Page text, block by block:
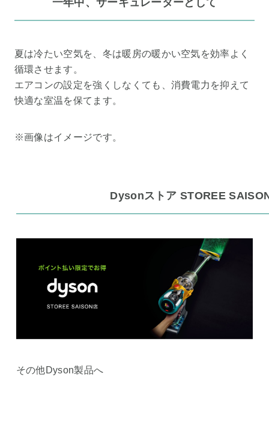
一年中、サーキュレーターとして
夏は冷たい空気を、冬は暖房の暖かい空気を効率よく
循環させます。
エアコンの設定を強くしなくても、消費電力を抑えて
快適な室温を保てます。
※画像はイメージです。
Dysonストア STOREE
その他Dyson製品へ